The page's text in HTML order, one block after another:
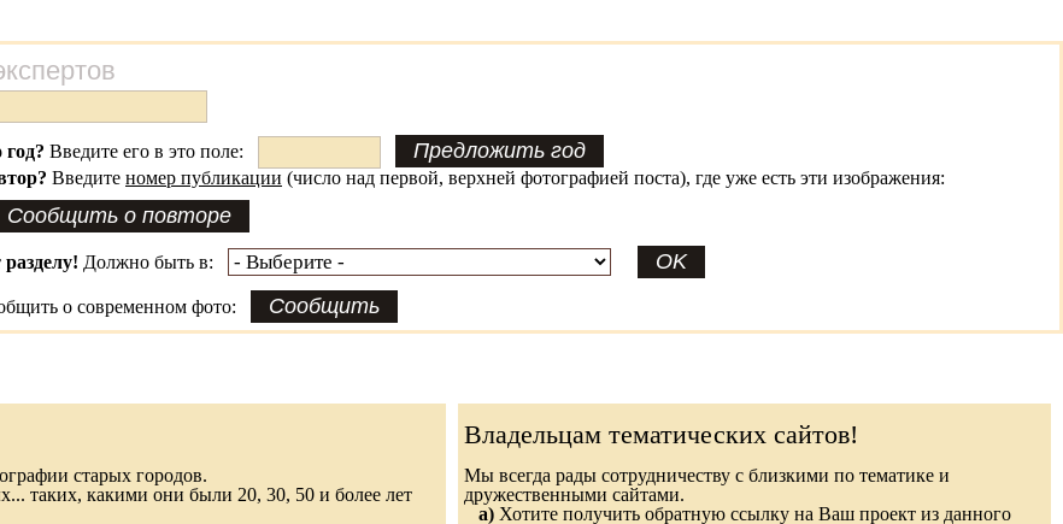
год? Введите его в это поле:
Введите номер публикации (число над первой, верхней фотографией поста), где уже есть эти изображения:
разделу! Должно быть в:
о современном фото:
старых городов.
таких, какими они были 20, 30, 50 и более лет
Владельцам тематических сайтов!
Мы всегда рады сотрудничеству с близкими по тематике и
дружественными сайтами.
а) Хотите получить обратную ссылку на Ваш проект из данного